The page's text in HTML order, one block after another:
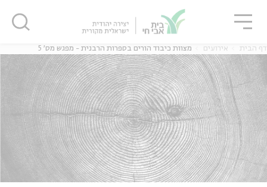
דף הבית אירועים מצוות כיבוד הורים בספרות הרבנית - מפגש מס' 5
סגור